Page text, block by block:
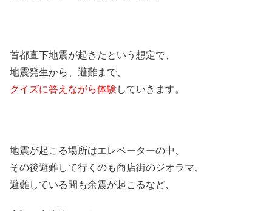
首都直下地震が起きたという想定で、
地震発生から、避難まで、
クイズに答えながら体験 していきます。
地震が起こる場所はエレベーターの中、
その後避難して行くのも商店街のジオラマ、
避難している間も余震が起こるなど、